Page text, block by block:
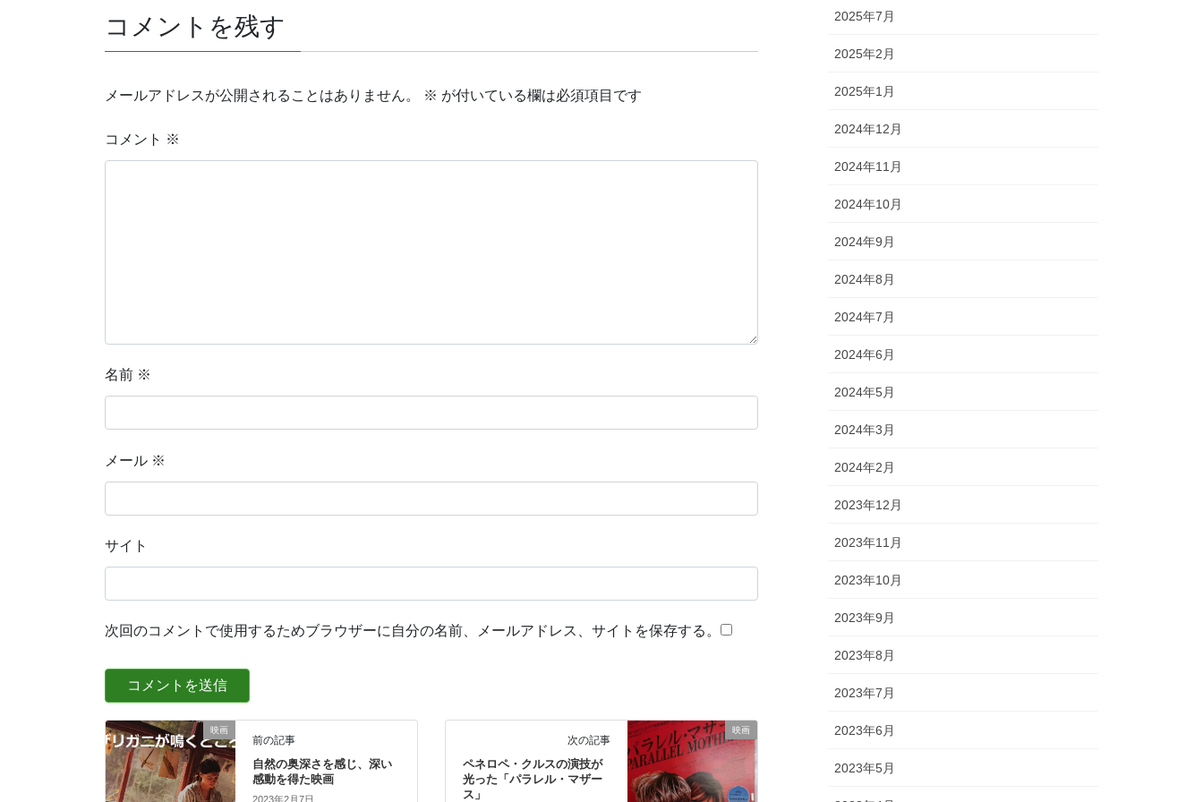
コメントを残す
メールアドレスが公開されることはありません。 ※ が付いている欄は必須項目です
コメント ※
名前 ※
メール ※
サイト
次回のコメントで使用するためブラウザーに自分の名前、メールアドレス、サイトを保存する。
映画
前の記事
自然の奥深さを感じ、深い
感動を得た映画
2023年2月7日
映画
次の記事
ペネロペ・クルスの演技が
光った「パラレル・マザー
ス」
2025年7月
2025年2月
2025年1月
2024年12月
2024年11月
2024年10月
2024年9月
2024年8月
2024年7月
2024年6月
2024年5月
2024年3月
2024年2月
2023年12月
2023年11月
2023年10月
2023年9月
2023年8月
2023年7月
2023年6月
2023年5月